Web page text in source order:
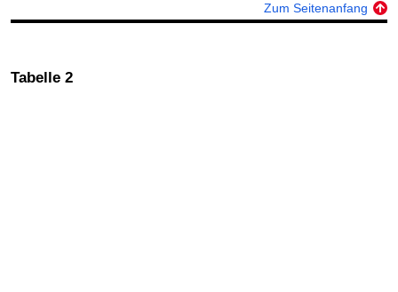
Zum Seitenanfang
Tabelle 2